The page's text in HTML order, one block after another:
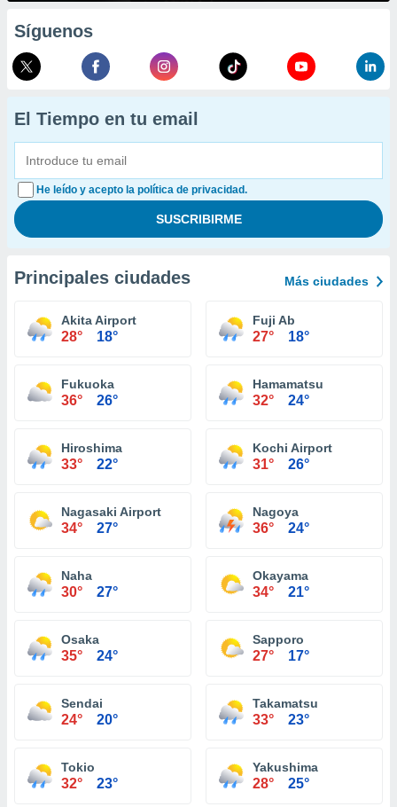
Síguenos
El Tiempo en tu email
He leído y acepto la política de privacidad.
Principales ciudades Más ciudades
Akita Airport
28° 18°
Fuji Ab
27° 18°
Fukuoka
36° 26°
Hamamatsu
32° 24°
Hiroshima
33° 22°
Kochi Airport
31° 26°
Nagasaki Airport
34° 27°
Nagoya
36° 24°
Naha
30° 27°
Okayama
34° 21°
Osaka
35° 24°
Sapporo
27° 17°
Sendai
24° 20°
Takamatsu
33° 23°
Tokio
32° 23°
Yakushima
28° 25°